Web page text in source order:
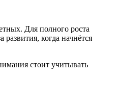
Для полного роста
когда начнётся
стоит учитывать